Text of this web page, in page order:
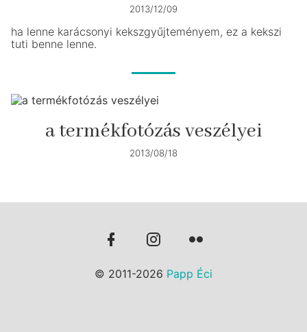
2013/12/09
ha lenne karácsonyi kekszgyűjteményem, ez a kekszi
tuti benne lenne.
a termékfotózás veszélyei
2013/08/18
© 2011-2026 Papp Éci